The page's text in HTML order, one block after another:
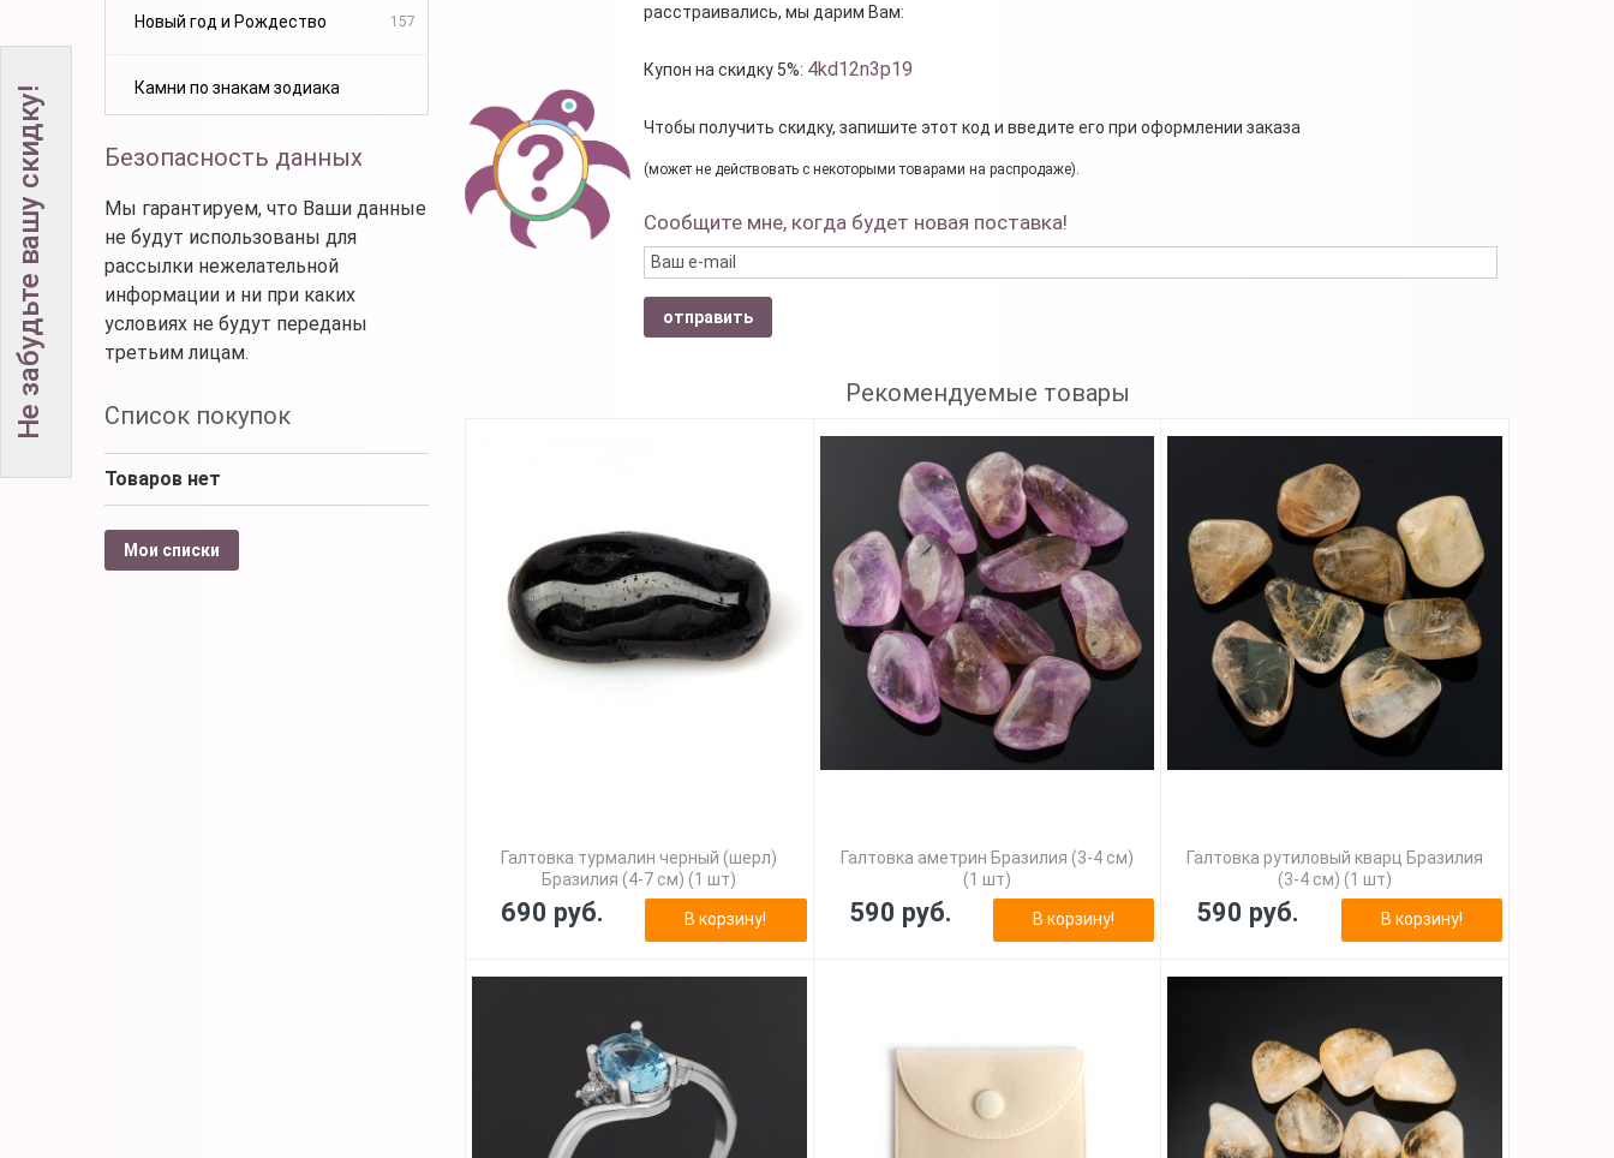
Новый год и Рождество 157
Камни по знакам зодиака
Безопасность данных
Мы гарантируем, что Ваши данные
не будут использованы для
рассылки нежелательной
информации и ни при каких
условиях не будут переданы
третьим лицам.
Список покупок
Товаров нет
Мои списки
расстраивались, мы дарим Вам:
Купон на скидку 5%: 4kd12n3p19
Чтобы получить скидку, запишите этот код и введите его при оформлении заказа
(может не действовать с некоторыми товарами на распродаже).
Сообщите мне, когда будет новая поставка!
отправить
Рекомендуемые товары
Галтовка турмалин черный (шерл)
Бразилия (4-7 см) (1 шт)
690 руб. В корзину!
Галтовка аметрин Бразилия (3-4 см)
(1 шт)
590 руб. В корзину!
Галтовка рутиловый кварц Бразилия
(3-4 см) (1 шт)
590 руб. В корзину!
Не забудьте вашу скидку!